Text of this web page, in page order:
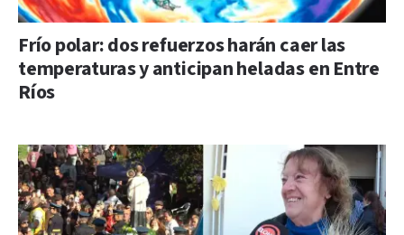
Frío polar: dos refuerzos harán caer las
temperaturas y anticipan heladas en Entre
Ríos